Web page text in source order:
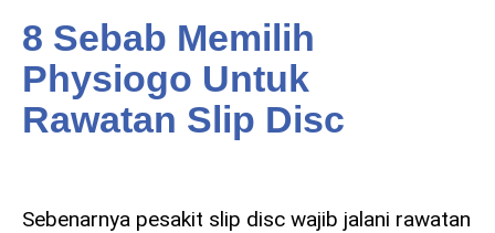
8 Sebab Memilih
Physiogo Untuk
Rawatan Slip Disc
Sebenarnya pesakit slip disc wajib jalani rawatan